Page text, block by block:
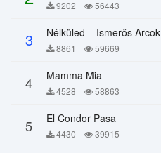
9202 56443
3 Nélküled – Ismerős Arcok
8861 59669
4 Mamma Mia
4528 58863
5 El Condor Pasa
4430 39915